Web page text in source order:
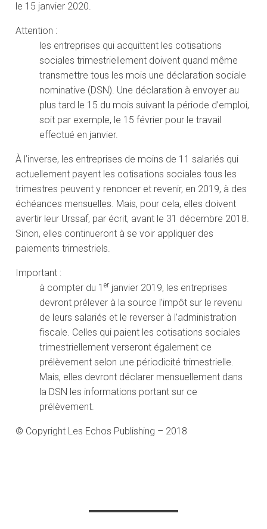
le 15 janvier 2020.
Attention :
les entreprises qui acquittent les cotisations
sociales trimestriellement doivent quand même
transmettre tous les mois une déclaration sociale
nominative (DSN). Une déclaration à envoyer au
plus tard le 15 du mois suivant la période d’emploi,
soit par exemple, le 15 février pour le travail
effectué en janvier.
À l’inverse, les entreprises de moins de 11 salariés qui
actuellement payent les cotisations sociales tous les
trimestres peuvent y renoncer et revenir, en 2019, à des
échéances mensuelles. Mais, pour cela, elles doivent
avertir leur Urssaf, par écrit, avant le 31 décembre 2018.
Sinon, elles continueront à se voir appliquer des
paiements trimestriels.
Important :
à compter du 1er janvier 2019, les entreprises
devront prélever à la source l’impôt sur le revenu
de leurs salariés et le reverser à l’administration
fiscale. Celles qui paient les cotisations sociales
trimestriellement verseront également ce
prélèvement selon une périodicité trimestrielle.
Mais, elles devront déclarer mensuellement dans
la DSN les informations portant sur ce
prélèvement.
© Copyright Les Echos Publishing – 2018